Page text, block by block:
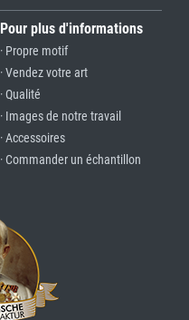
Pour plus d'informations
· Propre motif
· Vendez votre art
· Qualité
· Images de notre travail
· Accessoires
· Commander un échantillon